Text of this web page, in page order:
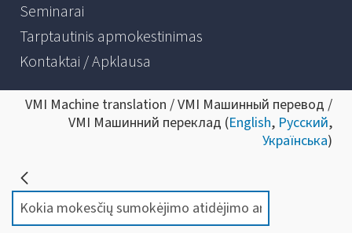
Seminarai
Tarptautinis apmokestinimas
Kontaktai / Apklausa
VMI Machine translation / VMI Машинный перевод /
VMI Машинний переклад (English, Русский,
Українська)